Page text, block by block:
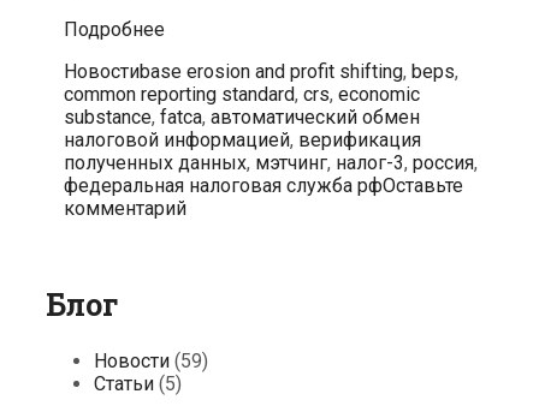
ПодробнееРоссийские
получили
информацию
о
зарубежных
счетах
и
активах
Рубрики
НовостиМетки
base erosion and profit shifting, beps,
common reporting standard, crs, economic
substance, fatca, автоматический обмен
налоговой информацией, верификация
полученных данных, мэтчинг, налог-3, россия,
федеральная налоговая служба рфОставьте
комментарий
Блог
Новости (59)
Статьи (5)